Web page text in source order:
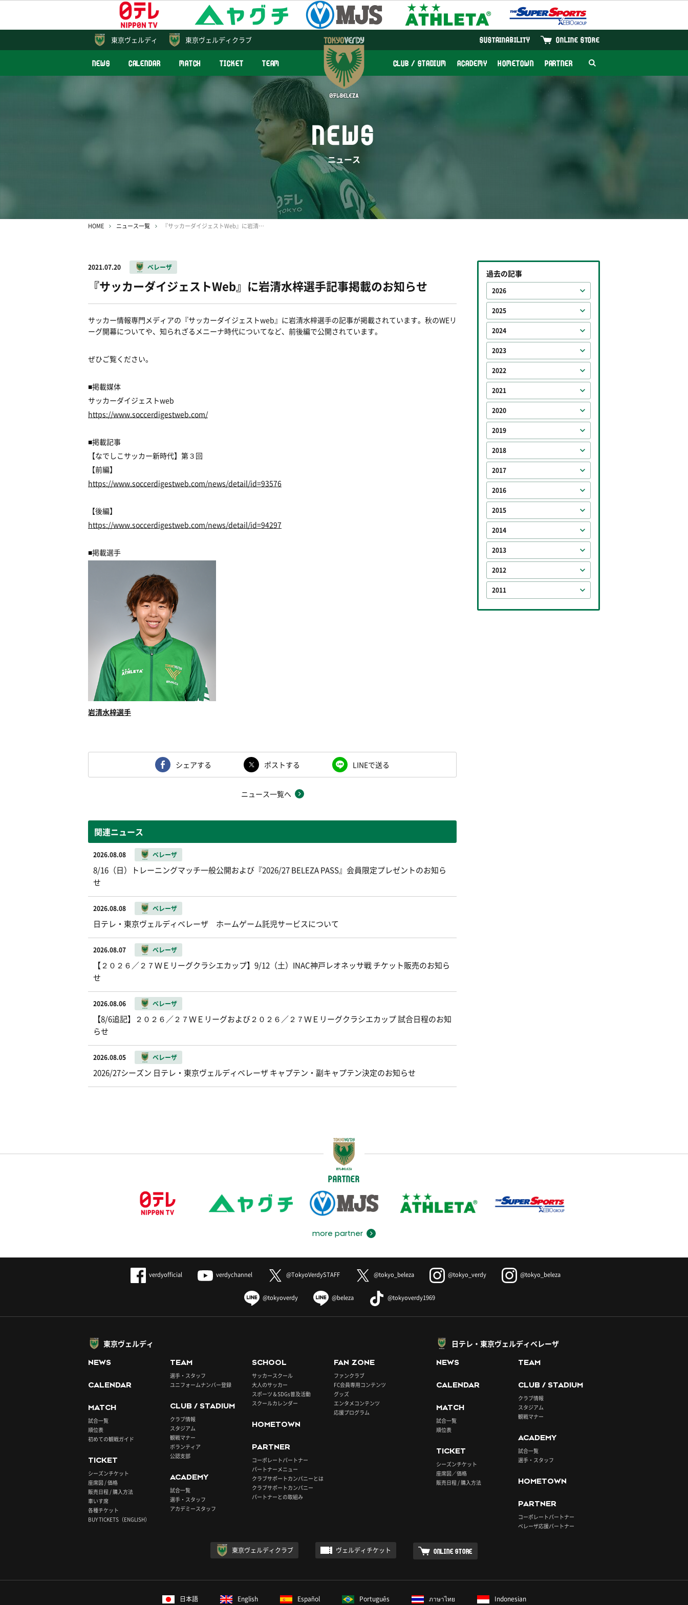
東京ヴェルディクラブ ONLINE STORE
SUSTAINABILITY
NEWS CALENDAR MATCH TICKET TEAM CLUB / STADIUM ACADEMY HOMETOWN PARTNER
東京ヴェルディ
NEWS
ニュース
HOME ニュース一覧 『サッカーダイジェストWeb』に岩清水梓選手記事掲載のお知らせ
2021.07.20 ベレーザ
『サッカーダイジェストWeb』に岩清水梓選手記事掲載のお知らせ
サッカー情報専門メディアの『サッカーダイジェストweb』に岩清水梓選手の記事が掲載されています。秋のWEリ
ーグ開幕についてや、知られざるメニーナ時代についてなど、前後編で公開されています。
ぜひご覧ください。
■掲載媒体
サッカーダイジェストweb
https://www.soccerdigestweb.com/
■掲載記事
【なでしこサッカー新時代】第３回
【前編】
https://www.soccerdigestweb.com/news/detail/id=93576
【後編】
https://www.soccerdigestweb.com/news/detail/id=94297
■掲載選手
岩清水梓選手
シェアする ポストする LINEで送る
ニュース一覧へ
関連ニュース
2026.08.08 ベレーザ
8/16（日）トレーニングマッチ一般公開および『2026/27 BELEZA PASS』会員限定プレゼントのお知ら
せ
2026.08.08 ベレーザ
日テレ・東京ヴェルディベレーザ ホームゲーム託児サービスについて
2026.08.07 ベレーザ
【２０２６／２７ＷＥリーグクラシエカップ】9/12（土）INAC神戸レオネッサ戦 チケット販売のお知ら
せ
2026.08.06 ベレーザ
【8/6追記】２０２６／２７ＷＥリーグおよび２０２６／２７ＷＥリーグクラシエカップ 試合日程のお知
らせ
2026.08.05 ベレーザ
2026/27シーズン 日テレ・東京ヴェルディベレーザ キャプテン・副キャプテン決定のお知らせ
過去の記事
2026
2025
2024
2023
2022
2021
2020
2019
2018
2017
2016
2015
2014
2013
2012
2011
PARTNER
more partner
verdyofficial verdychannel @TokyoVerdySTAFF @tokyo_beleza @tokyo_verdy @tokyo_beleza
@tokyoverdy @beleza @tokyoverdy1969
東京ヴェルディ
NEWS
CALENDAR
MATCH
試合一覧
順位表
初めての観戦ガイド
TICKET
シーズンチケット
座席図 / 価格
販売日程 / 購入方法
車いす席
各種チケット
BUY TICKETS（ENGLISH）
TEAM
選手・スタッフ
ユニフォームナンバー登録
CLUB / STADIUM
クラブ情報
スタジアム
観戦マナー
ボランティア
公認支部
ACADEMY
試合一覧
選手・スタッフ
アカデミースタッフ
SCHOOL
サッカースクール
大人のサッカー
スポーツ＆SDGs普及活動
スクールカレンダー
HOMETOWN
PARTNER
コーポレートパートナー
パートナーメニュー
クラブサポートカンパニーとは
クラブサポートカンパニー
パートナーとの取組み
FAN ZONE
ファンクラブ
FC会員専用コンテンツ
グッズ
エンタメコンテンツ
応援プログラム
日テレ・東京ヴェルディベレーザ
NEWS
CALENDAR
MATCH
試合一覧
順位表
TICKET
シーズンチケット
座席図／価格
販売日程 / 購入方法
TEAM
CLUB / STADIUM
クラブ情報
スタジアム
観戦マナー
ACADEMY
試合一覧
選手・スタッフ
HOMETOWN
PARTNER
コーポレートパートナー
ベレーザ応援パートナー
東京ヴェルディクラブ ヴェルディチケット ONLINE STORE
日本語 English Español Português ภาษาไทย Indonesian